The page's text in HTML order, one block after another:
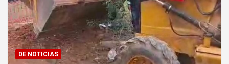
DE NOTICIAS